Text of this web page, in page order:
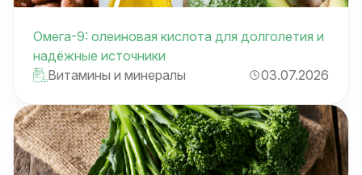
Омега-9: олеиновая кислота для долголетия и
надёжные источники
Витамины и минералы
03.07.2026